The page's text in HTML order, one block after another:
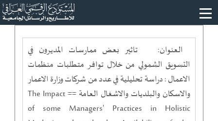
العنوان:
تاثير بعض ممارسات المديرون في
التسويق الشمولي من خلال توافر متطلبات منظمات
الاعمال : دراسة تحليلية في عدد من شركات وزارة الاعمار
والاسكان والبلديات والاشغال العامة == The Impact
of some Managers' Practices in Holistic